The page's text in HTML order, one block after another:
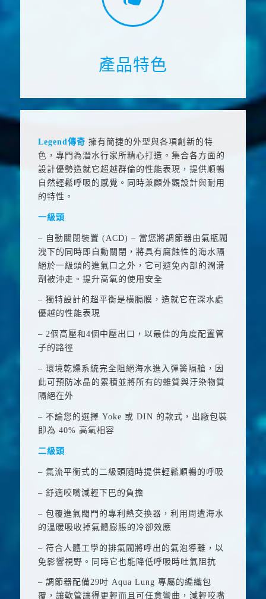
產品特色
Legend 傳奇 擁有簡捷的外型與各項創新的特
色，專門為潛水行家所精心打造。集合各方面的
設計優勢造就它超越群倫的性能表現，提供順暢
自然輕鬆呼吸的感覺。同時兼顧外觀設計與耐用
的特性。
一級頭
– 自動關閉裝置 (ACD) – 當您將調節器由氣瓶閥
洩下的同時即自動關閉，將具有腐蝕性的海水隔
絕於一級頭的進氣口之外，它可避免內部的潤滑
劑被沖走。提升高氧的使用安全
– 獨特設計的超平衡是橫膈膜，造就它在深水處
優越的性能表現
– 2個高壓和 4個中壓出口，以最佳的角度配置管
子的路徑
– 環境乾燥系統完全阻絕海水進入彈簧隔艙，因
此可預防冰晶的累積並將所有的雜質與汙染物質
隔絕在外
– 不論您的選擇 Yoke 或 DIN 的款式，出廠包裝
即為 40% 高氧相容
二級頭
– 氣流平衡式的二級頭隨時提供輕鬆順暢的呼吸
– 舒適咬嘴減輕下巴的負擔
– 包覆進氣閥門的專利熱交換器，利用周遭海水
的溫暖吸收掉氣體膨脹的冷卻效應
– 符合人體工學的排氣閥將呼出的氣泡導離，以
免影響視野。同時它也能降低呼吸時吐氣阻抗
– 調節器配備29吋 Aqua Lung 專屬的編織包
覆，讓軟管讓得更輕而且可任意彎曲，減輕咬嘴